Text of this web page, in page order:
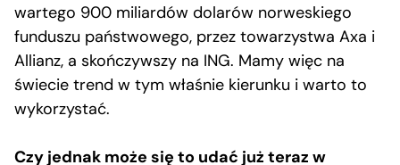
wartego 900 miliardów dolarów norweskiego
funduszu państwowego, przez towarzystwa Axa i
Allianz, a skończywszy na ING. Mamy więc na
świecie trend w tym właśnie kierunku i warto to
wykorzystać.
Czy jednak może się to udać już teraz w